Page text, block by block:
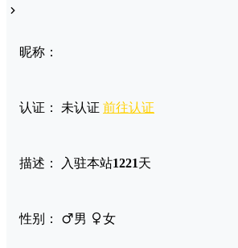
昵称：
认证： 未认证 前往认证
描述： 入驻本站1221天
性别： 男 女